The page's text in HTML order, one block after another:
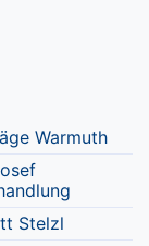
Warmuth
Stelzl